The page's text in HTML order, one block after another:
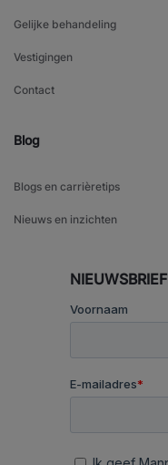
Gelijke behandeling
Vestigingen
Contact
Blog
Blogs en carrièretips
Nieuws en inzichten
NIEUWSBRIEF